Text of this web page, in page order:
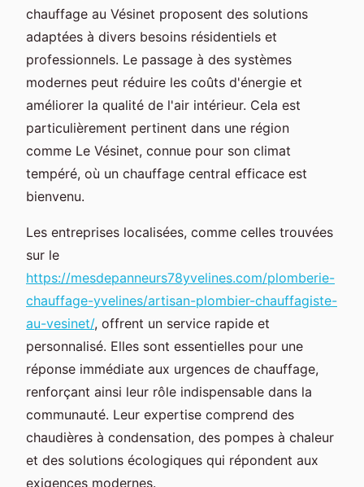
chauffage au Vésinet proposent des solutions
adaptées à divers besoins résidentiels et
professionnels. Le passage à des systèmes
modernes peut réduire les coûts d'énergie et
améliorer la qualité de l'air intérieur. Cela est
particulièrement pertinent dans une région
comme Le Vésinet, connue pour son climat
tempéré, où un chauffage central efficace est
bienvenu.
Les entreprises localisées, comme celles trouvées
sur le
https://mesdepanneurs78yvelines.com/plomberie-
chauffage-yvelines/artisan-plombier-chauffagiste-
au-vesinet/, offrent un service rapide et
personnalisé. Elles sont essentielles pour une
réponse immédiate aux urgences de chauffage,
renforçant ainsi leur rôle indispensable dans la
communauté. Leur expertise comprend des
chaudières à condensation, des pompes à chaleur
et des solutions écologiques qui répondent aux
exigences modernes.